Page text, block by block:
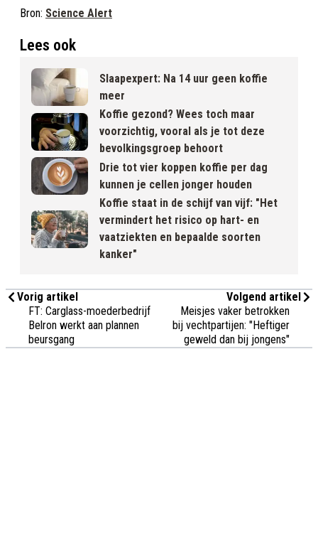
Bron: Science Alert
Lees ook
Slaapexpert: Na 14 uur geen koffie
meer
Koffie gezond? Wees toch maar
voorzichtig, vooral als je tot deze
bevolkingsgroep behoort
Drie tot vier koppen koffie per dag
kunnen je cellen jonger houden
Koffie staat in de schijf van vijf: "Het
vermindert het risico op hart- en
vaatziekten en bepaalde soorten
kanker"
Vorig artikel
FT: Carglass-moederbedrijf
Belron werkt aan plannen
beursgang
Volgend artikel
Meisjes vaker betrokken
bij vechtpartijen: "Heftiger
geweld dan bij jongens"